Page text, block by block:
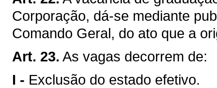
Corporação, dá-se mediante
Comando Geral, do ato que a
Art. 23. As vagas decorrem de:
I - Exclusão do estado efetivo.